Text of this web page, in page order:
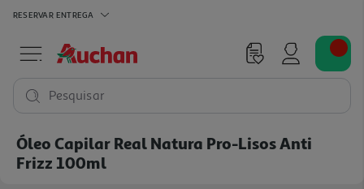
RESERVAR ENTREGA
Pesquisar
Óleo Capilar Real Natura Pro-Lisos Anti
Frizz 100ml